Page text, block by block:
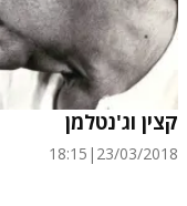
קצין וג'נטלמן
23/03/2018
|
18:15